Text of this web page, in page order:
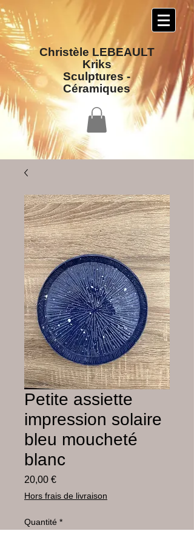
Christèle LEBEAULT
Kriks
Sculptures​ -
Céramiques
Petite assiette
impression solaire
bleu moucheté
blanc
20,00 €Prix
Hors frais de livraison
Quantité *